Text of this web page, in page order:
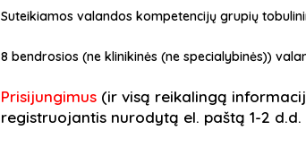
Suteikiamos valandos kompetencijų grupių
8 bendrosios (ne klinikinės (ne specialybinės))
Prisijungimus(ir visą reikalingą
registruojantis nurodytą el. paštą 1-2 d.d.